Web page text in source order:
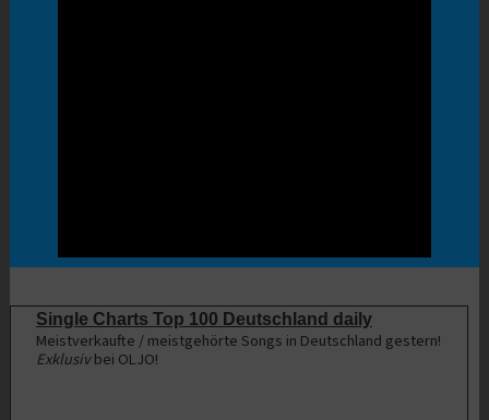
Single Charts Top 100 Deutschland daily
Meistverkaufte / meistgehörte Songs in Deutschland gestern!
Exklusivbei OLJO!